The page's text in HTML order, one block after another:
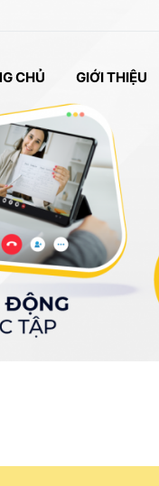
CHỦ GIỚI THIỆU